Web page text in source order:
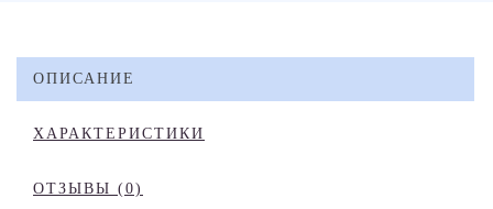
ОПИСАНИЕ
ХАРАКТЕРИСТИКИ
ОТЗЫВЫ (0)